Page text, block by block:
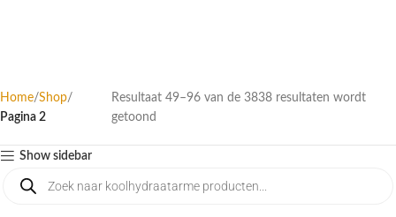
Home Shop
Pagina 2
Resultaat 49–96 van de 3838 resultaten wordt
getoond
Show sidebar